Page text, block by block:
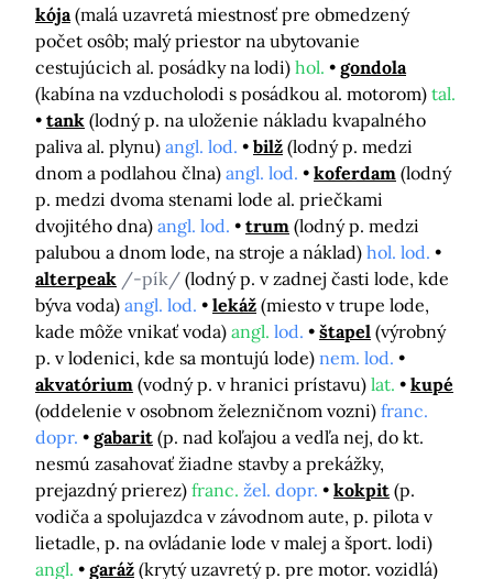
kója (malá uzavretá miestnosť pre obmedzený
počet osôb; malý priestor na ubytovanie
cestujúcich al. posádky na lodi) hol.
gondola
(kabína na vzducholodi s posádkou al. motorom) tal.
tank (lodný p. na uloženie nákladu kvapalného
paliva al. plynu) angl. lod. bilž (lodný p. medzi
dnom a podlahou člna) angl. lod. koferdam (lodný
p. medzi dvoma stenami lode al. priečkami
dvojitého dna) angl. lod. trum (lodný p. medzi
palubou a dnom lode, na stroje a náklad) hol. lod.
alterpeak /-pík/ (lodný p. v zadnej časti lode, kde
býva voda) angl. lod. lekáž (miesto v trupe lode,
kade môže vnikať voda) angl. lod. štapel (výrobný
p. v lodenici, kde sa montujú lode) nem. lod.
akvatórium (vodný p. v hranici prístavu) lat.
kupé
(oddelenie v osobnom železničnom vozni) franc.
dopr.
gabarit (p. nad koľajou a vedľa nej, do kt.
nesmú zasahovať žiadne stavby a prekážky,
prejazdný prierez) franc. žel. dopr. kokpit (p.
vodiča a spolujazdca v závodnom aute, p. pilota v
lietadle, p. na ovládanie lode v malej a šport. lodi)
angl.
garáž (krytý uzavretý p. pre motor. vozidlá)